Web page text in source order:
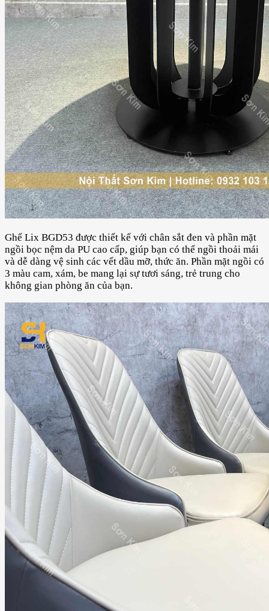
Ghế Lix BGD53 được thiết kế với chân sắt đen và phần mặt
ngồi bọc nệm da PU cao cấp, giúp bạn có thể ngồi thoải mái
và dễ dàng vệ sinh các vết dầu mỡ, thức ăn. Phần mặt ngồi có
3 màu cam, xám, be mang lại sự tươi sáng, trẻ trung cho
không gian phòng ăn của bạn.